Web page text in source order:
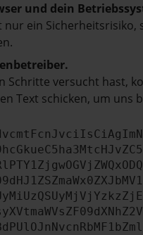
und dein
ein
Schritte versucht hast,
Text schicken, um uns